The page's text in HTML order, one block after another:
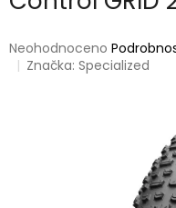
Průměrné
hodnocení
Neohodnoceno
Značka:Specialized